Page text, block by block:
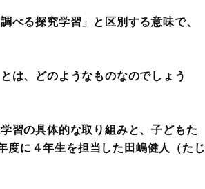
べる探究学習」と区別する意味で、
は、どのようなものなのでしょう
習の具体的な取り組みと、子どもた
に４年生を担当した田嶋健人（たじ